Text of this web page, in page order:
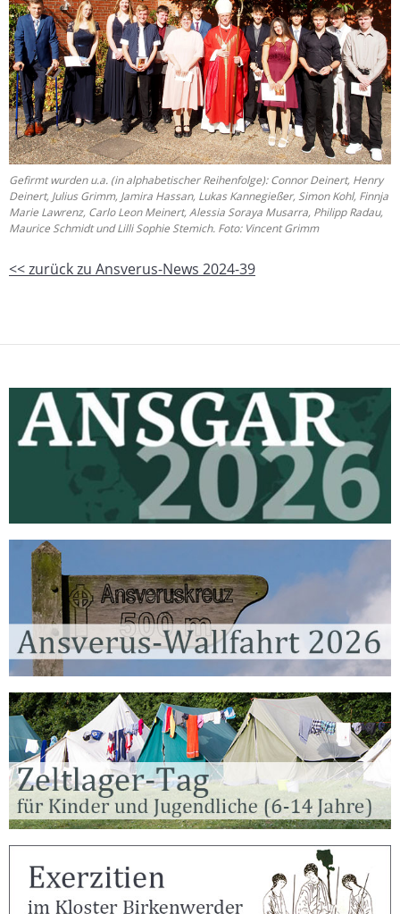
Gefirmt wurden u.a. (in alphabetischer Reihenfolge): Connor Deinert, Henry
Deinert, Julius Grimm, Jamira Hassan, Lukas Kannegießer, Simon Kohl, Finnja
Marie Lawrenz, Carlo Leon Meinert, Alessia Soraya Musarra, Philipp Radau,
Maurice Schmidt und Lilli Sophie Stemich. Foto: Vincent Grimm
<< zurück zu Ansverus-News 2024-39